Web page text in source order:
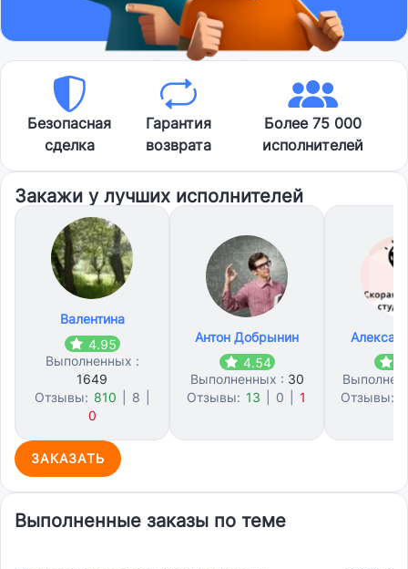
Безопасная
сделка
Гарантия
возврата
Более 75 000
исполнителей
Закажи у лучших исполнителей
Валентина
4.95
Выполненных :
1649
Отзывы: 810 8
0
Антон Добрынин
4.54
Выполненных : 30
Отзывы: 13 0 1
Отзывы:
ЗАКАЗАТЬ
Выполненные заказы по теме